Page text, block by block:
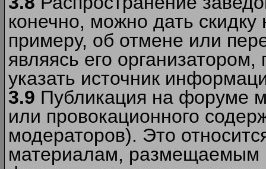
конечно, можно дать
примеру, об отмене или
являясь его
указать источник
3.9 Публикация на форуме
или провокационного
модераторов). Это
материалам, размещаемым